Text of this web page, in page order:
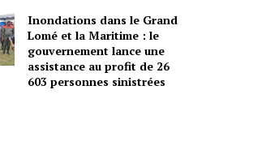
Inondations dans le Grand
Lomé et la Maritime : le
gouvernement lance une
assistance au profit de 26
603 personnes sinistrées